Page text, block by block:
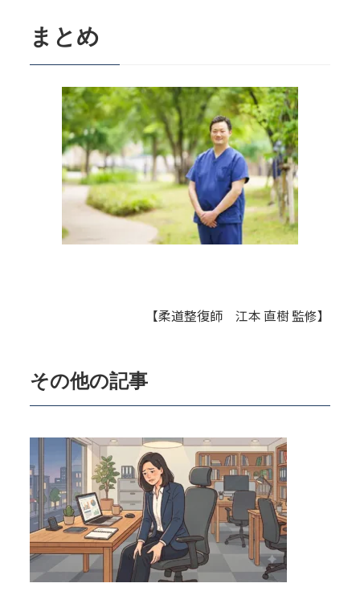
まとめ
【柔道整復師 江本 直樹 監修】
その他の記事